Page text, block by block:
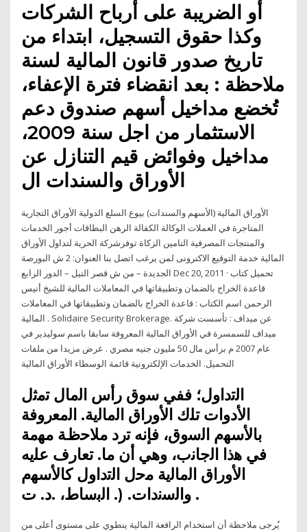
أو الضريبة على أرباح الشركات
وكذا حقوق التسجيل، ابتداء من
تاريخ صدور قانون المالية لسنة
ملاحظة : بعد انقضاء فترة الإعفاء،
تُخضع مداخيل أسهم صندوق دعم
الاستثمار من اجل سنة 2009،
مداخيل وفوائض قيم التنازل عن
الأوراق والسندات ال
الأوراق المالية (الأسهم والسندات) بيوع السلع الدولية الأوراق التجارية
المتاجرة في العملات الوكالة الكفالة الرهن البطاقات أجور الخدمات
والمنتجات المصرفية التامين الزكاة توفرشركة الحرية لتداول الأوراق
المالية خدمة التوقيع الاكترونى لمن يرغب اتصل بنا العنوان: 2 ش البورصة
الجديدة – من ش قصر النيل – الدور الرابع Dec 20, 2011 · تحميل كتاب
قاعدة الخراج بالضمان وتطبيقاتها في المعاملات المالية للشيخ أنيس
الرحمن اسم الكتاب : قاعدة الخراج بالضمان وتطبيقاتها في المعاملات
المالية . Solidaire Security Brokerage. عن ميداف : تأسست شركة
ميداف للسمسرة في الأوراق المالية المعروفة سابقا باسم سوليدير في
عام 2007 م برأس مال 50 مليون جنيه مصري . عرض مزيدا من ملفات
التحميل. الخدمات الإلكترونية قائمة الوسطاء الأوراق المالية
اﻟﺗداوﻝ؛ ﻓﻔﻲ ﺳوق رأس اﻟﻣﺎﻝ ﺗﻣﺛﻝ
اﻷدوات ﺗﻠك اﻷوراق اﻟﻣﺎﻟﻳﺔ. اﻟﻣﻌروﻓﺔ
ﺑﺎﻷﺳﻬم اﻟﺳوق، ﻓﺈﻧﻪ ﺗرد ﻣﻼﺣظﺔ ﻣﻬﻣﺔ
ﻓﻲ ﻫذا اﻟﺟﺎﻧب، وﻫﻲ أن ﻣﺎ. ﺗﻌﺎرف ﻋﻠﻳﻪ
اﻷوراق اﻟﻣﺎﻟﻳﺔ ﻣﺣﻝ اﻟﺗداوﻝ ﻛﺎﻷﺳﻬم
واﻟﺳﻧدات. (. اﻟﺑﺳﺎط، .د. ت .
يُرجى ملاحظة أن استخدام الرافعة المالية ينطوي على مستوى أعلى من